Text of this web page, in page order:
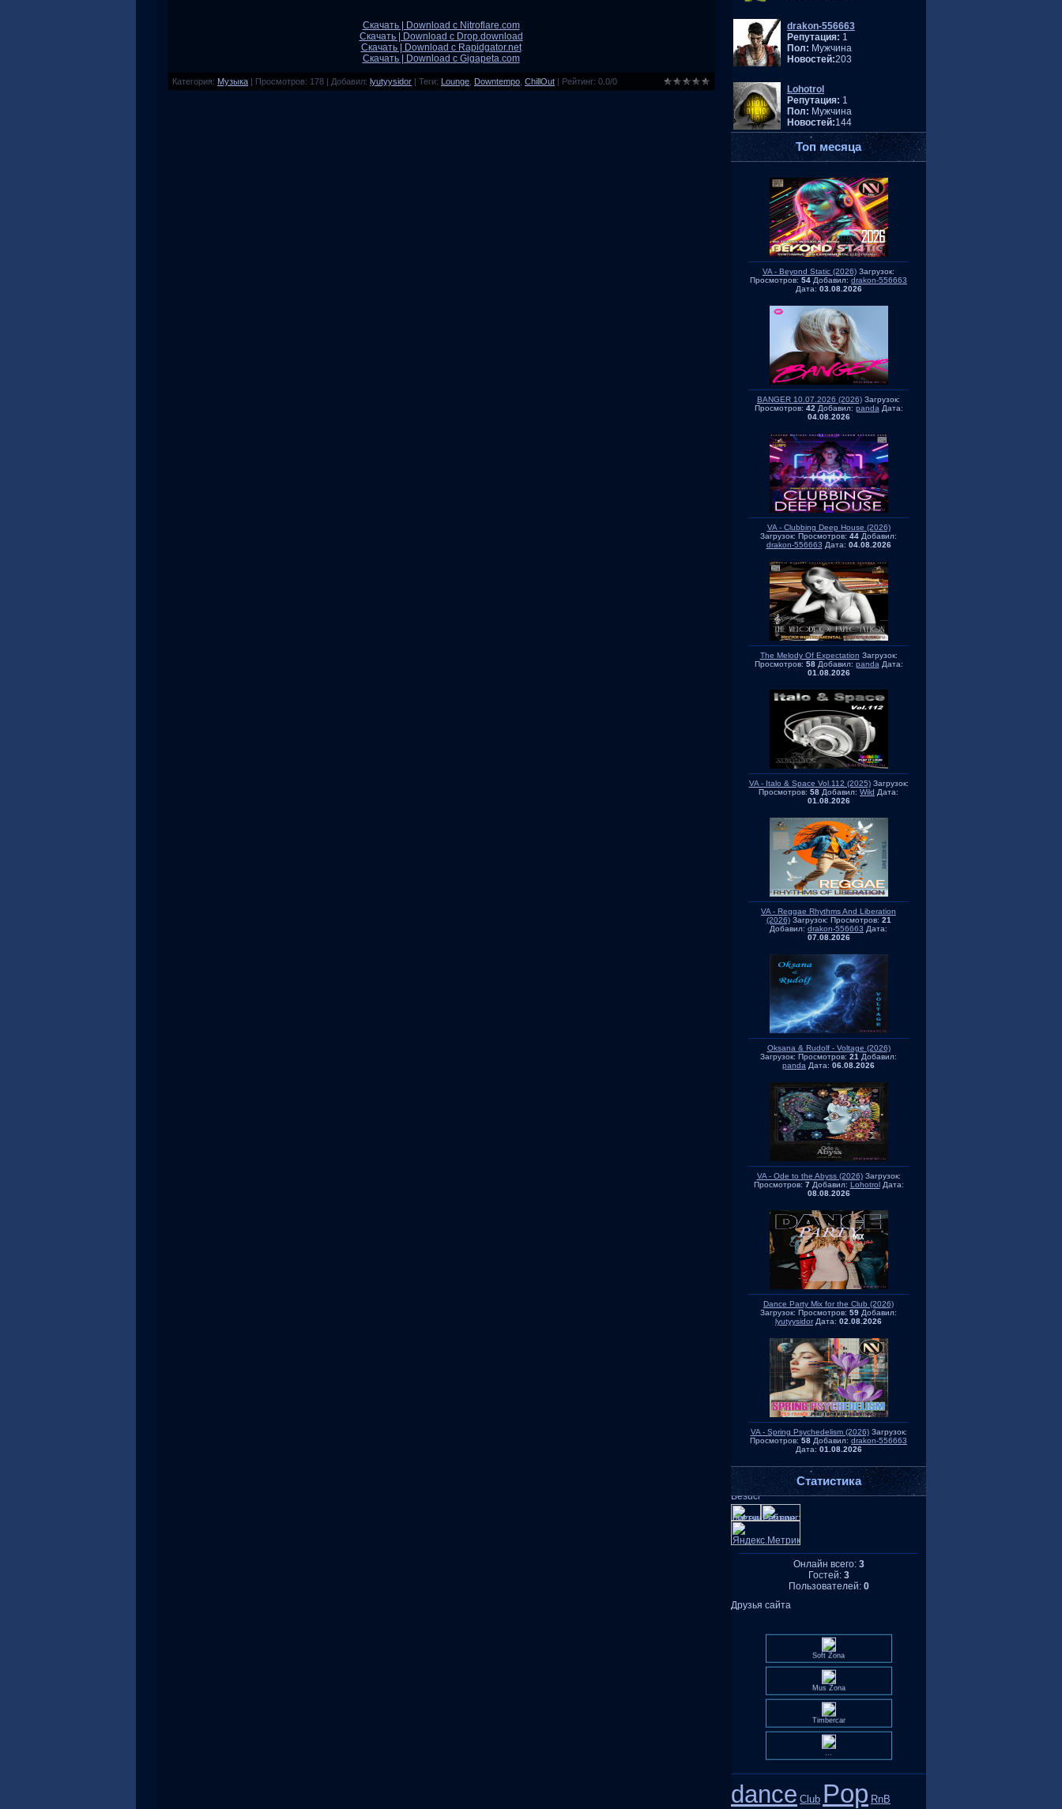
Скачать | Download с Nitroflare.com
Скачать | Download с Drop.download
Скачать | Download с Rapidgator.net
Скачать | Download с Gigapeta.com
Категория: Музыка | Просмотров: 178 | Добавил: lyutyysidor | Теги: Lounge Downtempo ChillOut | Рейтинг: 0.0/0
drakon-556663
Репутация: 1
Пол: Мужчина
Новостей:203
Lohotrol
Репутация: 1
Пол: Мужчина
Новостей:144
Топ месяца
VA - Beyond Static (2026) Загрузок:
Просмотров: 54 Добавил: drakon-556663
Дата: 03.08.2026
BANGER 10.07.2026 (2026) Загрузок:
Просмотров: 42 Добавил: panda Дата:
04.08.2026
VA - Clubbing Deep House (2026)
Загрузок: Просмотров: 44 Добавил:
drakon-556663 Дата: 04.08.2026
The Melody Of Expectation Загрузок:
Просмотров: 58Добавил: panda Дата:
01.08.2026
VA - Italo & Space Vol.112 (2025)Загрузок:
Просмотров: 58 Добавил: Wild Дата:
01.08.2026
VA - Reggae Rhythms And Liberation
(2026)Загрузок: Просмотров: 21
Добавил: drakon-556663 Дата:
07.08.2026
Oksana & Rudolf - Voltage (2026)
Загрузок: Просмотров: 21 Добавил:
panda Дата: 06.08.2026
VA - Ode to the Abyss (2026)Загрузок:
Просмотров: 7Добавил: LohotrolДата:
08.08.2026
Dance Party Mix for the Club (2026)
Загрузок: Просмотров: 59 Добавил:
lyutyysidorДата: 02.08.2026
VA - Spring Psychedelism (2026)Загрузок:
Просмотров: 58 Добавил: drakon-556663
Дата: 01.08.2026
Статистика
Онлайн всего: 3
Гостей: 3
Пользователей: 0
Друзья сайта
Soft Zona
Mus Zona
Timbercar
...
dance Club Pop RnB